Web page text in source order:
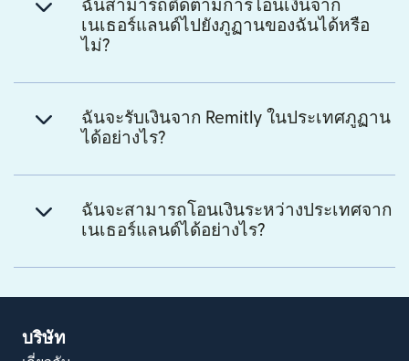
ฉันสามารถติดตามการโอนเงินจาก
เนเธอร์แลนด์ไปยังภูฏานของฉันได้หรือ
ไม่?
ฉันจะรับเงินจาก Remitly ในประเทศภูฏาน
ได้อย่างไร?
ฉันจะสามารถโอนเงินระหว่างประเทศจาก
เนเธอร์แลนด์ได้อย่างไร?
บริษัท